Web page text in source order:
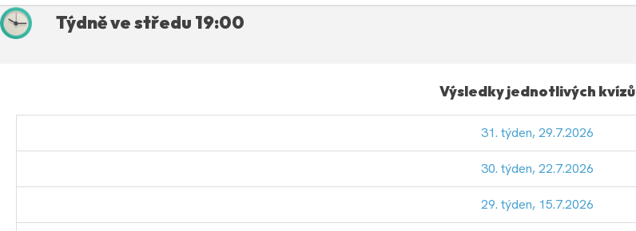
Týdně ve středu 19:00
Výsledky jednotlivých kvízů
31. týden, 29.7.2026
30. týden, 22.7.2026
29. týden, 15.7.2026